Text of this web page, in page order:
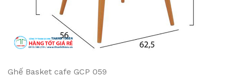
Ghế Basket cafe GCP 059